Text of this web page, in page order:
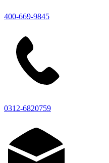
400-669-9845
0312-6820759